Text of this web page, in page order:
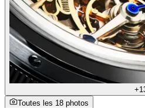
Toutes les 18 photos